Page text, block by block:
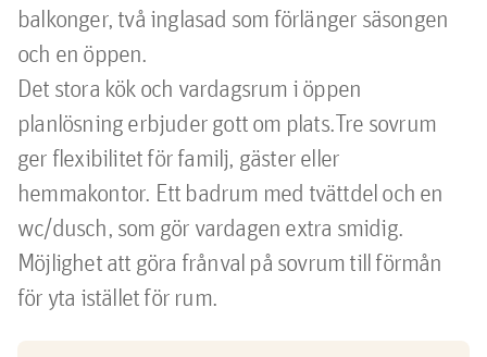
balkonger, två inglasad som förlänger säsongen
och en öppen.
Det stora kök och vardagsrum i öppen
planlösning erbjuder gott om plats.Tre sovrum
ger flexibilitet för familj, gäster eller
hemmakontor. Ett badrum med tvättdel och en
wc/dusch, som gör vardagen extra smidig.
Möjlighet att göra frånval på sovrum till förmån
för yta istället för rum.